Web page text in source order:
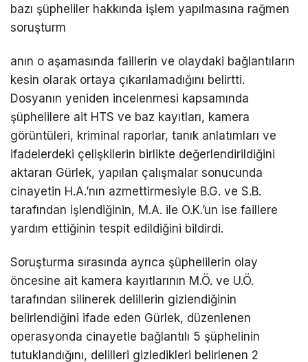
bazı şüpheliler hakkında işlem yapılmasına rağmen
soruşturm
anın o aşamasında faillerin ve olaydaki bağlantıların
kesin olarak ortaya çıkarılamadığını belirtti.
Dosyanın yeniden incelenmesi kapsamında
şüphelilere ait HTS ve baz kayıtları, kamera
görüntüleri, kriminal raporlar, tanık anlatımları ve
ifadelerdeki çelişkilerin birlikte değerlendirildiğini
aktaran Gürlek, yapılan çalışmalar sonucunda
cinayetin H.A.’nın azmettirmesiyle B.G. ve S.B.
tarafından işlendiğinin, M.A. ile O.K.’un ise faillere
yardım ettiğinin tespit edildiğini bildirdi.
Soruşturma sırasında ayrıca şüphelilerin olay
öncesine ait kamera kayıtlarının M.Ö. ve U.Ö.
tarafından silinerek delillerin gizlendiğinin
belirlendiğini ifade eden Gürlek, düzenlenen
operasyonda cinayetle bağlantılı 5 şüphelinin
tutuklandığını, delilleri gizledikleri belirlenen 2